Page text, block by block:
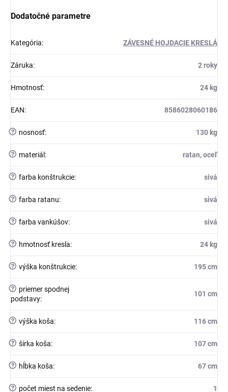
Dodatočné parametre
Kategória: ZÁVESNÉ HOJDACIE KRESLÁ
Záruka: 2 roky
Hmotnosť: 24 kg
EAN: 8586028060186
? nosnosť: 130 kg
? materiál : ratan, oceľ
? farba konštrukcie: sivá
? farba ratanu: sivá
? farba vankúšov: sivá
? hmotnosť kresla: 24 kg
? výška konštrukcie: 195 cm
?
priemer spodnej
podstavy:
101 cm
? výška koša: 116 cm
? šírka koša: 107 cm
? hĺbka koša: 67 cm
? počet miest na sedenie: 1